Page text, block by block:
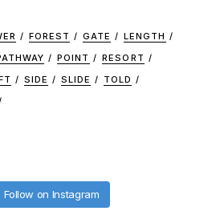
FOREST GATE
LENGTH
POINT
RESORT
SIDE SLIDE
TOLD
Follow on Instagram